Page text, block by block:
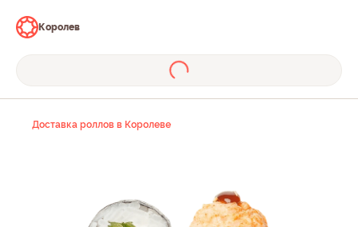
Королев
Доставка роллов в Королеве